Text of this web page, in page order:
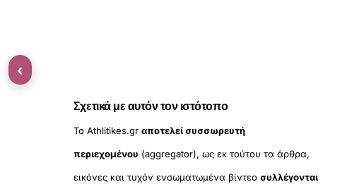
Σχετικά με αυτόν τον ιστότοπο
Το Athlitikes.gr αποτελεί συσσωρευτή
περιεχομένου (aggregator), ως εκ τούτου τα άρθρα,
εικόνες και τυχόν ενσωματωμένα βίντεο συλλέγονται
‹